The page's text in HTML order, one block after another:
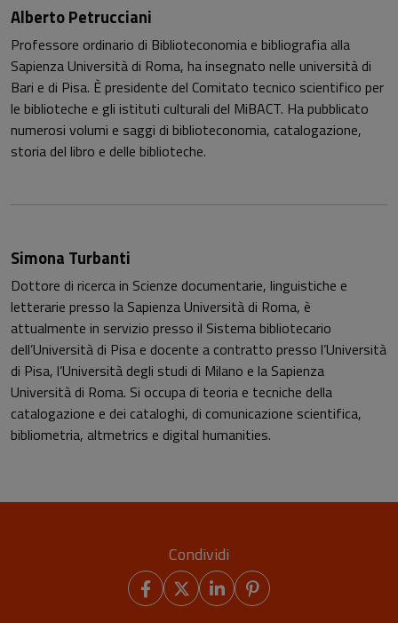
Alberto Petrucciani
Professore ordinario di Biblioteconomia e bibliografia alla
Sapienza Università di Roma, ha insegnato nelle università di
Bari e di Pisa. È presidente del Comitato tecnico scientifico per
le biblioteche e gli istituti culturali del MiBACT. Ha pubblicato
numerosi volumi e saggi di biblioteconomia, catalogazione,
storia del libro e delle biblioteche.
Simona Turbanti
Dottore di ricerca in Scienze documentarie, linguistiche e
letterarie presso la Sapienza Università di Roma, è
attualmente in servizio presso il Sistema bibliotecario
dell’Università di Pisa e docente a contratto presso l’Università
di Pisa, l’Università degli studi di Milano e la Sapienza
Università di Roma. Si occupa di teoria e tecniche della
catalogazione e dei cataloghi, di comunicazione scientifica,
bibliometria, altmetrics e digital humanities.
Condividi